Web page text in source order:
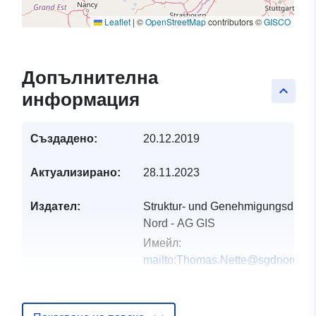
Leaflet | ©OpenStreetMapcontributors ©GISCO
keyboard_arrow_up
Допълнителна
информация
Създадено: 20.12.2019
Актуализирано: 28.11.2023
Издател:
Struktur- und
Nord - AG GIS
Имейл: